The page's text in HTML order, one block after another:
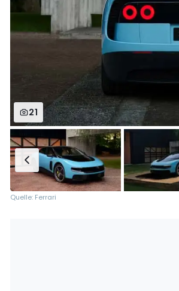
21
Quelle: Ferrari